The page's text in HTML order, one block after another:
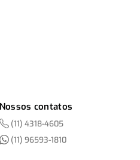
Nossos contatos
(11) 4318-4605
(11) 96593-1810